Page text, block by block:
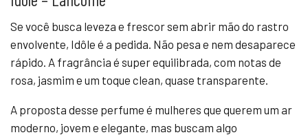
Se você busca leveza e frescor sem abrir mão do rastro
envolvente, Idôle é a pedida. Não pesa e nem desaparece
rápido. A fragrância é super equilibrada, com notas de
rosa, jasmim e um toque clean, quase transparente.
A proposta desse perfume é mulheres que querem um ar
moderno, jovem e elegante, mas buscam algo